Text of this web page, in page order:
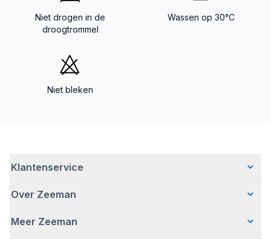
Niet drogen in de
droogtrommel
Wassen op 30°C
Niet bleken
Klantenservice
Veelgestelde vragen
Bezorgen
Over Zeeman
Wie wij zijn
Meer Zeeman